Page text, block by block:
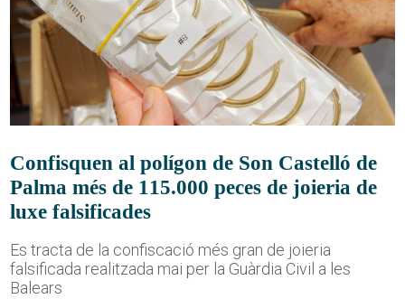
Confisquen al polígon de Son Castelló de
Palma més de 115.000 peces de joieria de
luxe falsificades
Es tracta de la confiscació més gran de joieria
falsificada realitzada mai per la Guàrdia Civil a les
Balears